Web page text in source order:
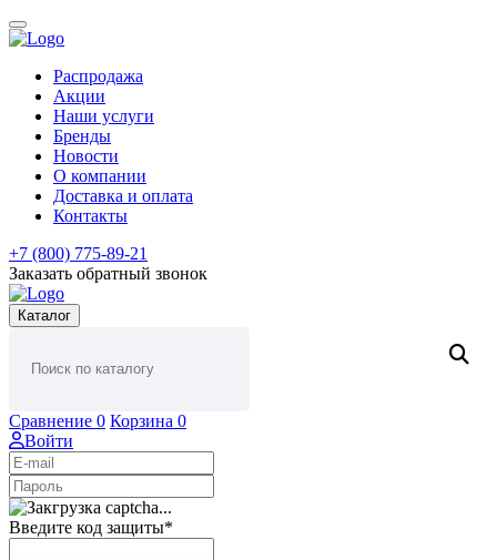
Распродажа
Акции
Наши услуги
Бренды
Новости
О компании
Доставка и оплата
Контакты
+7 (800) 775-89-21
Заказать обратный звонок
Каталог
Сравнение 0 Корзина 0
Войти
Введите код защиты*